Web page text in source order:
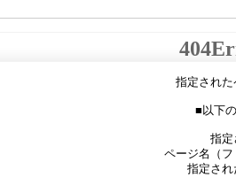
指定され
■以下
指定
ページ名（
指定され